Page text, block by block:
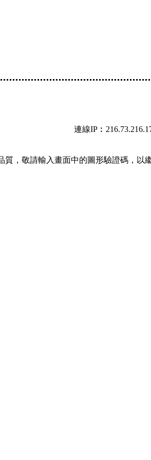
連線
質，敬請輸入畫面中的圖形驗證碼，以